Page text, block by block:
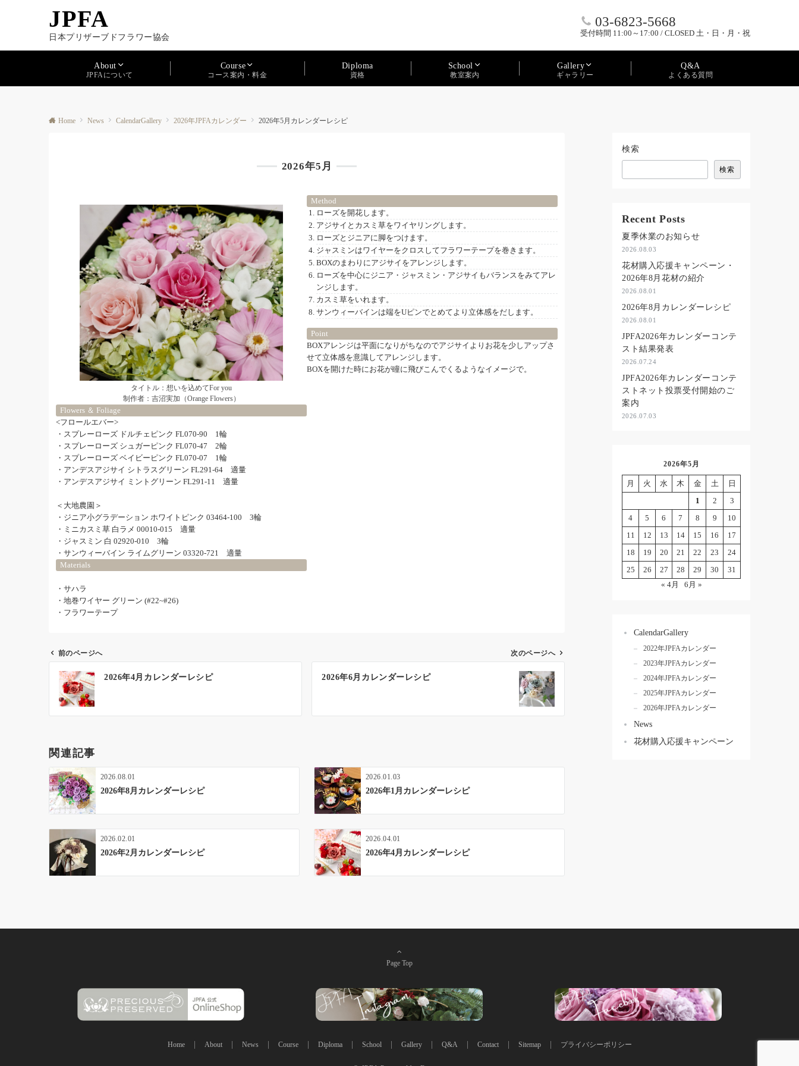
JPFA
日本プリザーブドフラワー協会
03-6823-5668
受付時間 11:00～17:00 / CLOSED 土・日・月・祝
About
JPFAについて
Course
コース案内・料金
Diploma
資格
School
教室案内
Gallery
ギャラリー
Q&A
よくある質問
Home News CalendarGallery 2026年JPFAカレンダー 2026年5月カレンダーレシピ
2026年5月
タイトル：想いを込めてFor you
制作者：吉沼実加（Orange Flowers）
Flowers ＆ Foliage
<フロールエバー>
・スプレーローズ ドルチェピンク FL070-90 1輪
・スプレーローズ シュガーピンク FL070-47 2輪
・スプレーローズ ベイビーピンク FL070-07 1輪
・アンデスアジサイ シトラスグリーン FL291-64 適量
・アンデスアジサイ ミントグリーン FL291-11 適量
＜大地農園＞
・ジニア小グラデーション ホワイトピンク 03464-100 3輪
・ミニカスミ草 白ラメ 00010-015 適量
・ジャスミン 白 02920-010 3輪
・サンウィーバイン ライムグリーン 03320-721 適量
Materials
・サハラ
・地巻ワイヤー グリーン (#22~#26)
・フラワーテープ
Method
ローズを開花します。
アジサイとカスミ草をワイヤリングします。
ローズとジニアに脚をつけます。
ジャスミンはワイヤーをクロスしてフラワーテープを巻きます。
BOXのまわりにアジサイをアレンジします。
ローズを中心にジニア・ジャスミン・アジサイもバランスをみてアレ
ンジします。
カスミ草をいれます。
サンウィーバインは端をUピンでとめてより立体感をだします。
Point
BOXアレンジは平面になりがちなのでアジサイよりお花を少しアップさ
せて立体感を意識してアレンジします。
BOXを開けた時にお花が瞳に飛びこんでくるようなイメージで。
シ
ョ
ン
前のページへ
2026年4月カレンダーレシピ
次のページへ
2026年6月カレンダーレシピ
関連記事
2026.08.01
2026年8月カレンダーレシピ
2026.01.03
2026年1月カレンダーレシピ
2026.02.01
2026年2月カレンダーレシピ
2026.04.01
2026年4月カレンダーレシピ
検索
検索
Recent Posts
夏季休業のお知らせ
2026.08.03
花材購入応援キャンペーン・
2026年8月花材の紹介
2026.08.01
2026年8月カレンダーレシピ
2026.08.01
JPFA2026年カレンダーコンテ
スト結果発表
2026.07.24
JPFA2026年カレンダーコンテ
ストネット投票受付開始のご
案内
2026.07.03
2026年5月
月 火 水 木 金 土
日
1
2
3
4
5 6 7 8 9
10
11
12 13 14 15 16
17
18
19 20 21 22 23
24
25
26 27 28 29 30
31
« 4月
6月 »
CalendarGallery
2022年JPFAカレンダー
2023年JPFAカレンダー
2024年JPFAカレンダー
2025年JPFAカレンダー
2026年JPFAカレンダー
News
花材購入応援キャンペーン
Page Top
Home About News Course Diploma School Gallery Q&A Contact Sitemap プライバシーポリシー